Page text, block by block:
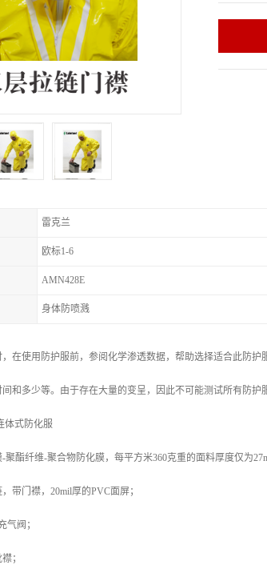
雷克兰
欧标1-6
AMN428E
身体防喷溅
在使用防护服前，参阅化学渗透数据，帮助选择适合此防
和多少等。由于存在大量的变呈，因此不可能测试所有防
体式防化服
聚酯纤维-聚合物防化膜，每平方米360克重的面料厚度仅为
带门襟，20mil厚的PVC面屏；
气阀；
；